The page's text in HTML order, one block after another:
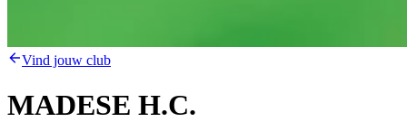
Vind jouw club
MADESE H.C.